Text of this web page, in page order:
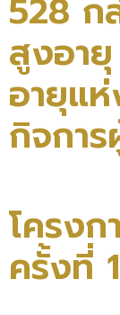
528
สูงอา
อายุแ
กิจกา
โครงก
ครั้งที่